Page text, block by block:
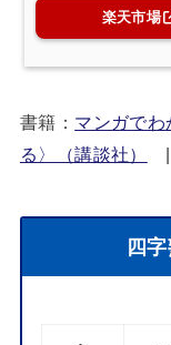
楽天市場
書籍： マンガでわ
る〉（講談社）
四